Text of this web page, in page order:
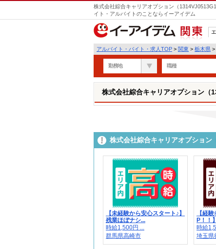
株式会社綜合キャリアオプション（
イト・アルバイトのことならイーアイデム
関東
アルバイト・バイト・求人TOP > 関東 > 栃木県 >
勤務地 職種
株式会社綜合キャリアオプション（
株式会社綜合キャリアオプショ
【未経験から安心スタート♪】
残業ほぼナシ...
時給1,500円 ...
群馬県高崎市
【経
P！！
時給
埼玉県